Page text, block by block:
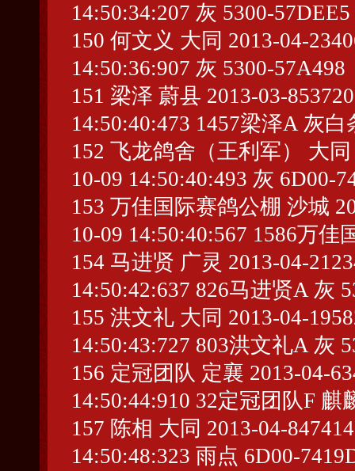
14:50:34:207 灰 5300-57DEE5
150 何文义 大同 2013-04-
14:50:36:907 灰 5300-57A498
151 梁泽 蔚县 2013-03-
14:50:40:473 1457梁泽A 灰白
152 飞龙鸽舍（王利军） 大同
10-09 14:50:40:493 灰 6D00-
153 万佳国际赛鸽公棚 沙城
10-09 14:50:40:567 1586万
154 马进贤 广灵 2013-04-
14:50:42:637 826马进贤A 灰
155 洪文礼 大同 2013-04-
14:50:43:727 803洪文礼A 灰
156 定冠团队 定襄 2013-04-
14:50:44:910 32定冠团队F 麒
157 陈相 大同 2013-04-
14:50:48:323 雨点 6D00-